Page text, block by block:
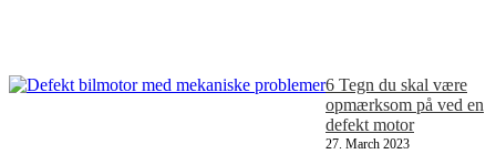
6 Tegn du skal være
opmærksom på ved en
defekt motor
27. March 2023